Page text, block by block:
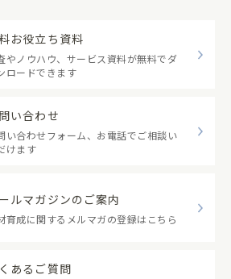
お役立ち資料
やノウハウ、サービス資料が無料でダ
ロードできます
い合わせ
い合わせフォーム、お電話でご相談い
けます
ルマガジンのご案内
育成に関するメルマガの登録はこちら
あるご質問